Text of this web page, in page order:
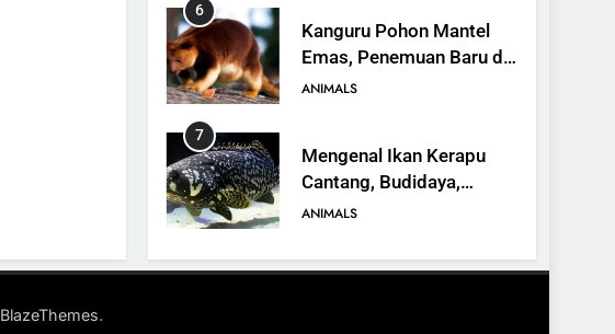
6
Kanguru Pohon Mantel
Emas, Penemuan Baru di
Dunia Satwa
ANIMALS
7
Mengenal Ikan Kerapu
Cantang, Budidaya,
Keunggulan, dan Potensi
ANIMALS
8
16 Fakta Menarik tentang
BlazeThemes.